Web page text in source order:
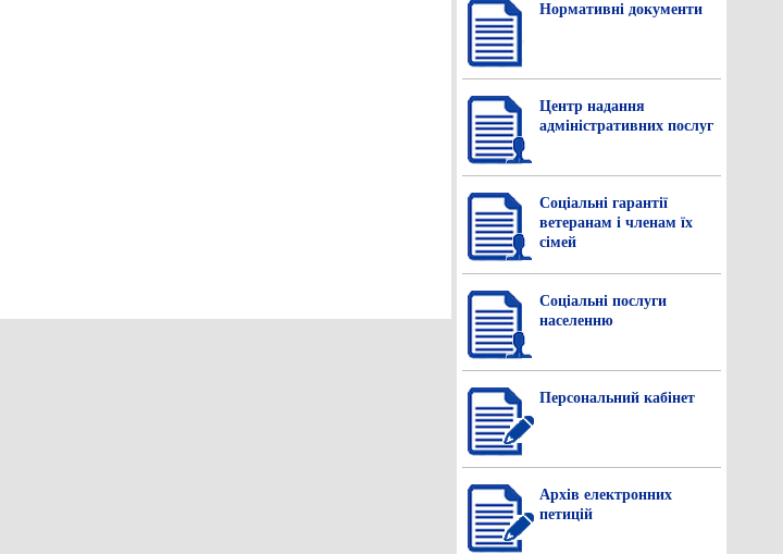
Нормативнi документи
Центр надання
адміністративних послуг
Соціальні гарантії
ветеранам і членам їх
сімей
Соціальні послуги
населенню
Персональний кабінет
Архів електронних
петицій